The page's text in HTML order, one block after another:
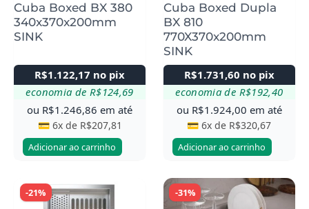
Cuba Boxed BX 380
340x370x200mm
SINK
R$1.122,17 no pix
economia de R$124,69
ou R$1.246,86 em até
💳 6x de R$207,81
Adicionar ao carrinho
Cuba Boxed Dupla
BX 810
770X370x200mm
SINK
R$1.731,60 no pix
economia de R$192,40
ou R$1.924,00 em até
💳 6x de R$320,67
Adicionar ao carrinho
-21% -31%